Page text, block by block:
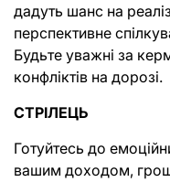
дадуть шанс на
перспективне
Будьте уважні за
конфліктів на дорозі.
СТРІЛЕЦЬ
Готуйтесь до
вашим доходом,